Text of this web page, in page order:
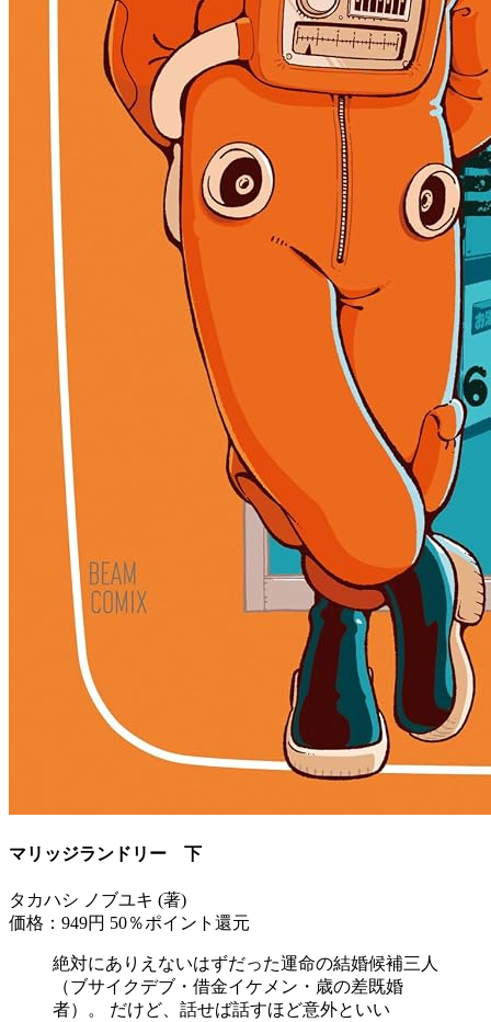
マリッジランドリー 下
タカハシ ノブユキ (著)
価格：949円 50％ポイント還元
絶対にありえないはずだった運命の結婚候補三人
（ブサイクデブ・借金イケメン・歳の差既婚
者）。 だけど、話せば話すほど意外といい